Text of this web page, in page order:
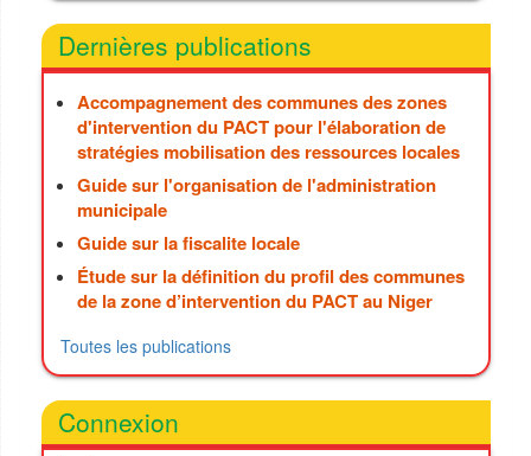
Dernières publications
Accompagnement des communes des zones
d'intervention du PACT pour l'élaboration de
stratégies mobilisation des ressources locales
Guide sur l'organisation de l'administration
municipale
Guide sur la fiscalite locale
Étude sur la définition du profil des communes
de la zone d’intervention du PACT au Niger
Toutes les publications
Connexion